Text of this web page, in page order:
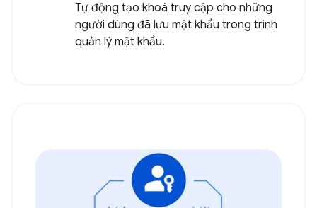
Tự động tạo khoá truy cập cho những
người dùng đã lưu mật khẩu trong trình
quản lý mật khẩu.